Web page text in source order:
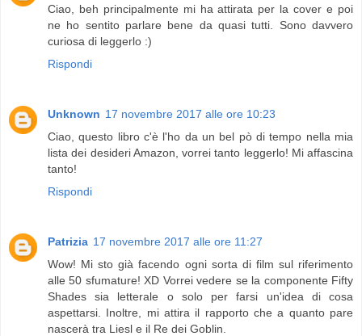
Ciao, beh principalmente mi ha attirata per la cover e poi
ne ho sentito parlare bene da quasi tutti. Sono davvero
curiosa di leggerlo :)
Rispondi
Unknown 17 novembre 2017 alle ore 10:23
Ciao, questo libro c'è l'ho da un bel pò di tempo nella mia
lista dei desideri Amazon, vorrei tanto leggerlo! Mi affascina
tanto!
Rispondi
Patrizia 17 novembre 2017 alle ore 11:27
Wow! Mi sto già facendo ogni sorta di film sul riferimento
alle 50 sfumature! XD Vorrei vedere se la componente Fifty
Shades sia letterale o solo per farsi un'idea di cosa
aspettarsi. Inoltre, mi attira il rapporto che a quanto pare
nascerà tra Liesl e il Re dei Goblin.